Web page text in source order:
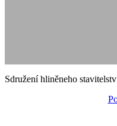
Sdružení hliněneho